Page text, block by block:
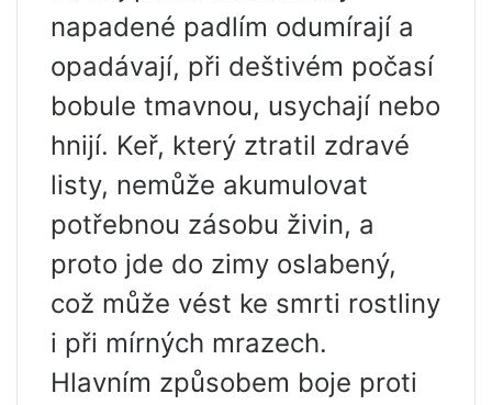
napadené padlím odumírají a
opadávají, při deštivém počasí
bobule tmavnou, usychají nebo
hnijí. Keř, který ztratil zdravé
listy, nemůže akumulovat
potřebnou zásobu živin, a
proto jde do zimy oslabený,
což může vést ke smrti rostliny
i při mírných mrazech.
Hlavním způsobem boje proti